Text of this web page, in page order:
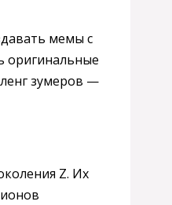
мемы с
оригинальные
зумеров —
Z. Их